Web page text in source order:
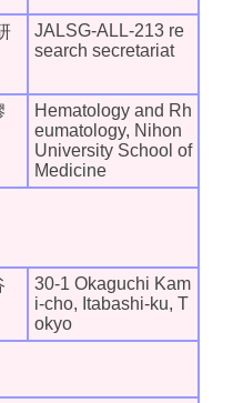
JALSG-ALL-213 re
search secretariat
Hematology and Rh
eumatology, Nihon
University School of
Medicine
30-1 Okaguchi Kam
i-cho, Itabashi-ku, T
okyo